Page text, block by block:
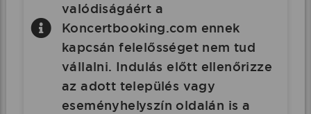
valódiságáért a
Koncertbooking.com ennek
kapcsán felelősséget nem tud
vállalni. Indulás előtt ellenőrizze
az adott település vagy
eseményhelyszín oldalán is a